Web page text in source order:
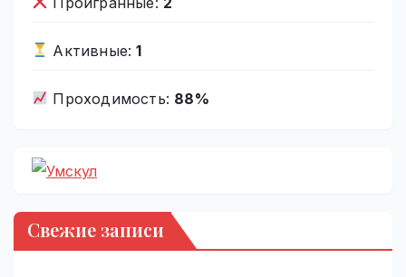
Активные:1
Проходимость: 88%
Свежие записи